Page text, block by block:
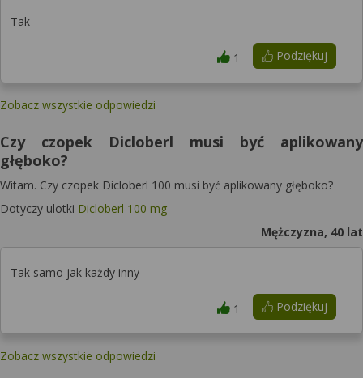
Tak
Podziękuj
1
Zobacz wszystkie odpowiedzi
Czy czopek Dicloberl musi być aplikowany
głęboko?
Witam. Czy czopek Dicloberl 100 musi być aplikowany głęboko?
Dotyczy ulotki Dicloberl 100 mg
Mężczyzna, 40 lat
Tak samo jak każdy inny
Podziękuj
1
Zobacz wszystkie odpowiedzi